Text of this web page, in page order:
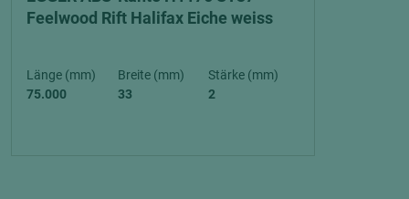
Feelwood Rift Halifax Eiche weiss
Länge (mm)
75.000
Breite (mm)
33
Stärke (mm)
2